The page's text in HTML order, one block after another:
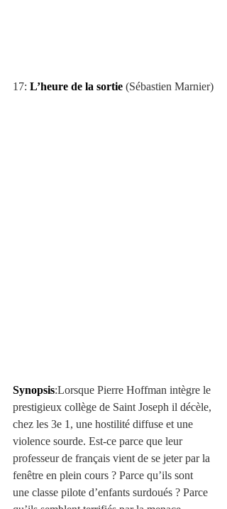
17: L’heure de la sortie (Sébastien Marnier)
Synopsis:Lorsque Pierre Hoffman intègre le
prestigieux collège de Saint Joseph il décèle,
chez les 3e 1, une hostilité diffuse et une
violence sourde. Est-ce parce que leur
professeur de français vient de se jeter par la
fenêtre en plein cours ? Parce qu’ils sont
une classe pilote d’enfants surdoués ? Parce